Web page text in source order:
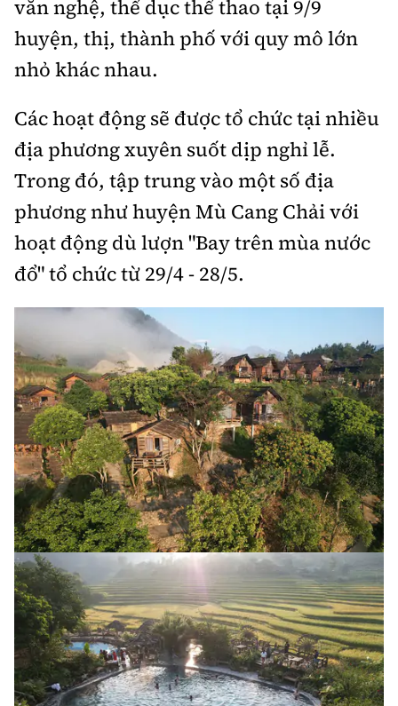
soạn
văn nghệ, thể dục thể thao tại 9/9
huyện, thị, thành phố với quy mô lớn
nhỏ khác nhau.
Các hoạt động sẽ được tổ chức tại nhiều
địa phương xuyên suốt dịp nghỉ lễ.
Trong đó, tập trung vào một số địa
phương như huyện Mù Cang Chải với
hoạt động dù lượn "Bay trên mùa nước
đổ" tổ chức từ 29/4 - 28/5.